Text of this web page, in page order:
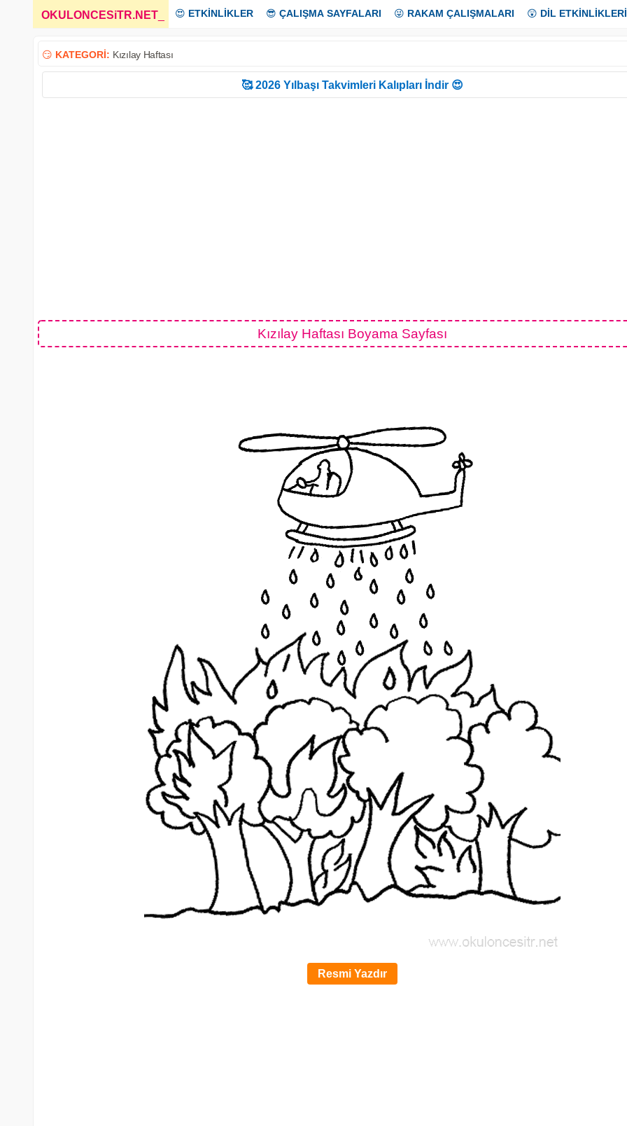
OKULONCESiTR.NET 😍 ETKİNLİKLER 😎 ÇALIŞMA SAYFALARI 😜 RAKAM ÇALIŞMALARI 😲 DİL ETKİNLİKLERİ
😏 KATEGORİ: Kızılay Haftası
🥰 2026 Yılbaşı Takvimleri Kalıpları İndir 😍
Kızılay Haftası Boyama Sayfası
Resmi Yazdır